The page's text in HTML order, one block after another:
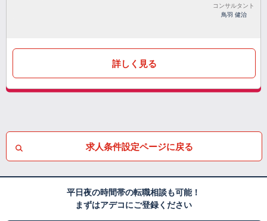
コンサルタント
鳥羽 健治
詳しく見る
求人条件設定ページに戻る
平日夜の時間帯の転職相談も可能！
まずはアデコにご登録ください